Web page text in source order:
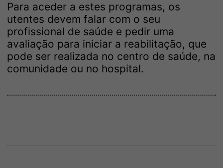
Para aceder a estes programas, os
utentes devem falar com o seu
profissional de saúde e pedir uma
avaliação para iniciar a reabilitação, que
pode ser realizada no centro de saúde, na
comunidade ou no hospital.